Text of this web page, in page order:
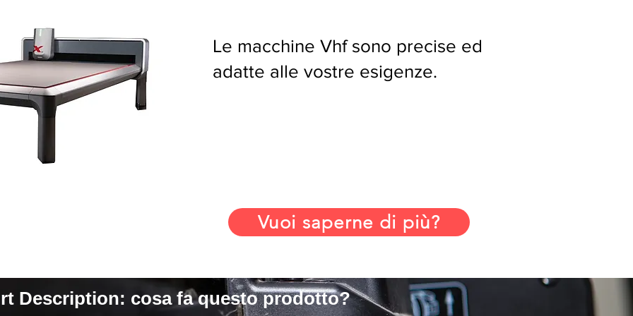
Le macchine Vhf sono precise ed
adatte alle vostre esigenze.
Vuoi saperne di più?
Description: cosa fa questo prodotto?